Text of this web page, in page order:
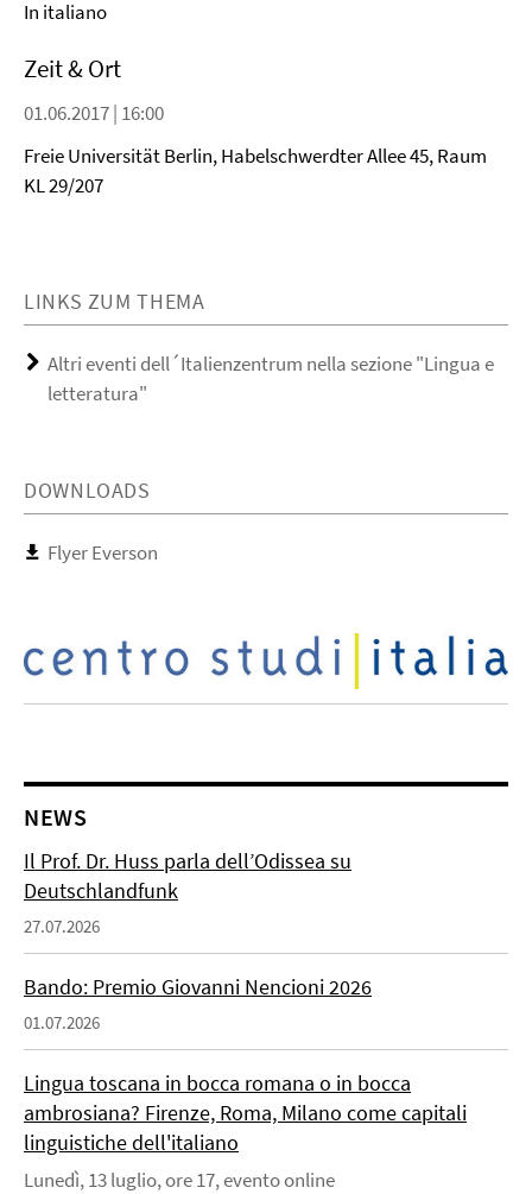
In italiano
Zeit & Ort
01.06.2017 | 16:00
Freie Universität Berlin, Habelschwerdter Allee 45, Raum
KL 29/207
LINKS ZUM THEMA
Altri eventi dell´Italienzentrum nella sezione "Lingua e
letteratura"
DOWNLOADS
Flyer Everson
NEWS
Il Prof. Dr. Huss parla dell’Odissea su
Deutschlandfunk
27.07.2026
Bando: Premio Giovanni Nencioni 2026
01.07.2026
Lingua toscana in bocca romana o in bocca
ambrosiana? Firenze, Roma, Milano come capitali
linguistiche dell'italiano
Lunedì, 13 luglio, ore 17, evento online